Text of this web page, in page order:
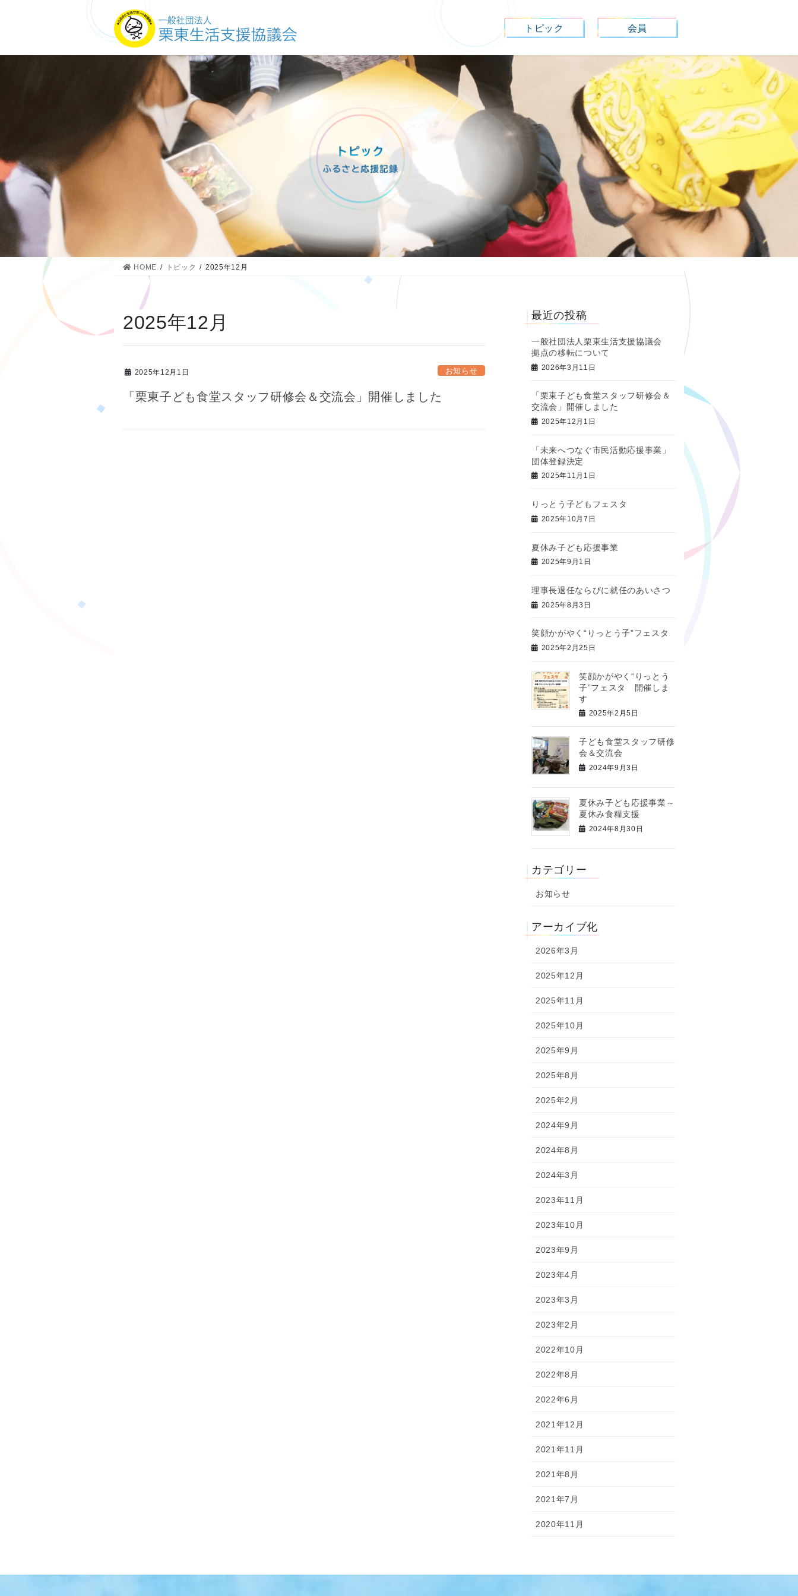
トピック 会員
HOME トピック 2025年12月
2025年12月
2025年12月1日 お知らせ
「栗東子ども食堂スタッフ研修会＆交流会」開催しました
最近の投稿
一般社団法人栗東生活支援協議会
拠点の移転について
2026年3月11日
「栗東子ども食堂スタッフ研修会＆
交流会」開催しました
2025年12月1日
「未来へつなぐ市民活動応援事業」
団体登録決定
2025年11月1日
りっとう子どもフェスタ
2025年10月7日
夏休み子ども応援事業
2025年9月1日
理事長退任ならびに就任のあいさつ
2025年8月3日
笑顔かがやく“りっとう子”フェスタ
2025年2月25日
笑顔かがやく“りっとう
子”フェスタ 開催しま
す
2025年2月5日
子ども食堂スタッフ研修
会＆交流会
2024年9月3日
夏休み子ども応援事業～
夏休み食糧支援
2024年8月30日
カテゴリー
お知らせ
アーカイブ化
2026年3月
2025年12月
2025年11月
2025年10月
2025年9月
2025年8月
2025年2月
2024年9月
2024年8月
2024年3月
2023年11月
2023年10月
2023年9月
2023年4月
2023年3月
2023年2月
2022年10月
2022年8月
2022年6月
2021年12月
2021年11月
2021年8月
2021年7月
2020年11月